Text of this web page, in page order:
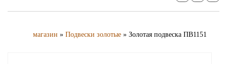
магазин » Подвески золотые » Золотая подвеска ПВ1151